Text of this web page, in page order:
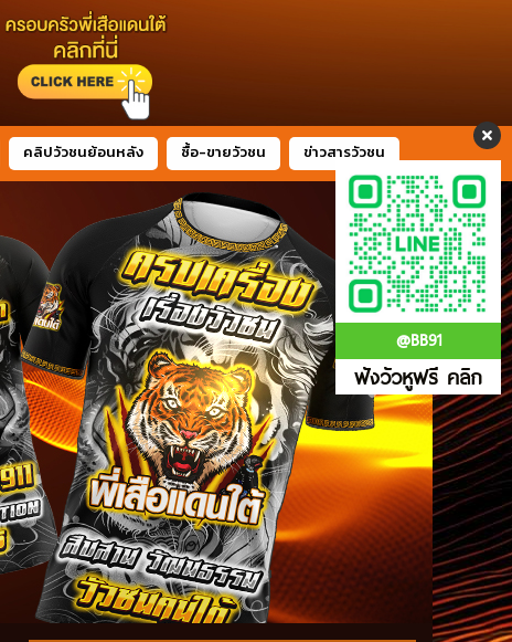
@BB91
ฟังวัวหูฟรี คลิก
คลิปวัวชนย้อนหลัง ซื้อ-ขายวัวชน ข่าวสารวัวชน